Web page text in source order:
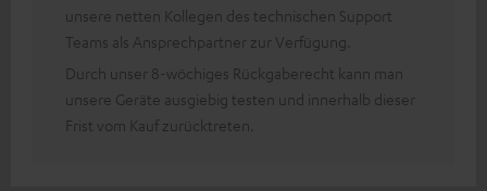
unsere netten Kollegen des technischen Support
Teams als Ansprechpartner zur Verfügung.
Durch unser 8-wöchiges Rückgaberecht kann man
unsere Geräte ausgiebig testen und innerhalb dieser
Frist vom Kauf zurücktreten.